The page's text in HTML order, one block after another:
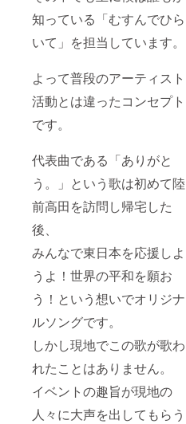
知っている「むすんでひら
いて」を担当しています。
よって普段のアーティスト
活動とは違ったコンセプト
です。
代表曲である「ありがと
う。」という歌は初めて陸
前高田を訪問し帰宅した
後、
みんなで東日本を応援しよ
うよ！世界の平和を願お
う！という想いでオリジナ
ルソングです。
しかし現地でこの歌が歌わ
れたことはありません。
イベントの趣旨が現地の
人々に大声を出してもらう